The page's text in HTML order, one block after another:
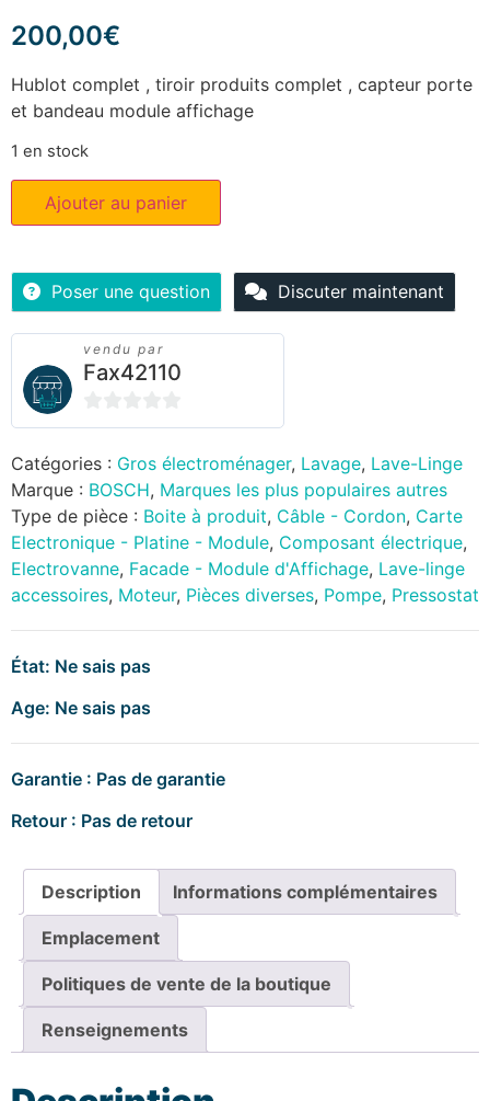
200,00€
Hublot complet , tiroir produits complet , capteur porte
et bandeau module affichage
1 en stock
Ajouter au panier
Poser une question Discuter maintenant
vendu par
Fax42110
0
5
Catégories : Gros électroménager, Lavage, Lave-Linge
Marque : BOSCH, Marques les plus populaires autres
Type de pièce : Boite à produit, Câble - Cordon, Carte
Electronique - Platine - Module, Composant électrique,
Electrovanne, Facade - Module d'Affichage, Lave-linge
accessoires, Moteur, Pièces diverses, Pompe, Pressostat
État: Ne sais pas
Age: Ne sais pas
Garantie : Pas de garantie
Retour : Pas de retour
Description Informations complémentaires
Emplacement
Politiques de vente de la boutique
Renseignements